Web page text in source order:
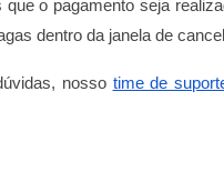
que o pagamento seja
dentro da janela de
nosso time de